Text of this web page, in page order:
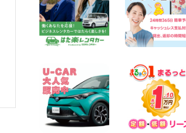
空き有ります!!コンパクト
SUV 軽 ミニバン 軽トラ
多数!!関東圏必見♪ 東京都
田根岸店
100円レンタカー 町田
2026年08月
スズキ ワゴンRスマイル 納
☆ 三重県 四日市インター
100円レンタカー 四日市イン
2026年08月
三河安城店 8月限定!平日限
レンタカーお得キャンペー
実施中です♪ 愛知県 三河安
店